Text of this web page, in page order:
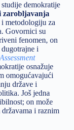
demokratije
zarobljavanja
metodologiju za
Govornici su
fenomen, on
i
osnažuje
omogućavajući
države i
Još jedna
on može
i raznim